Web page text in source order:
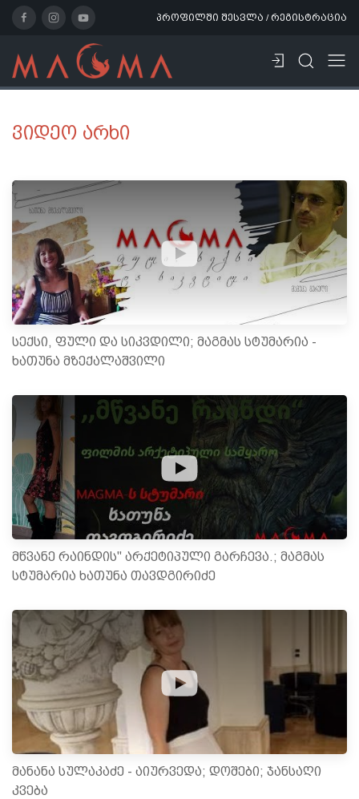
პროფილში შესვლა / რეგისტრაცია
ვიდეო არხი
სექსი, ფული და სიკვდილი; მაგმას სტუმარია -
ხათუნა მზექალაშვილი
მწვანე რაინდის" არქეტიპული გარჩევა.; მაგმას
სტუმარია ხათუნა თავდგირიძე
მანანა სულაკაძე - აიურვედა; დოშები; ჯანსაღი
კვება